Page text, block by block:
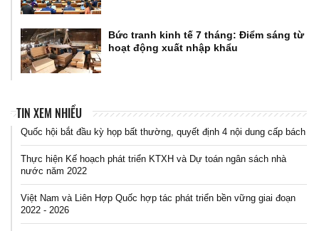
Bức tranh kinh tế 7 tháng: Điểm sáng từ
hoạt động xuất nhập khẩu
TIN XEM NHIỀU
Quốc hội bắt đầu kỳ họp bất thường, quyết định 4 nội dung cấp bách
Thực hiện Kế hoạch phát triển KTXH và Dự toán ngân sách nhà
nước năm 2022
Việt Nam và Liên Hợp Quốc hợp tác phát triển bền vững giai đoạn
2022 - 2026